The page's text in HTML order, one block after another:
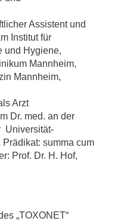
Assistent und
Institut für
und Hygiene,
Mannheim,
Mannheim,
Arzt
med. an der
Universität-
summa cum
Dr. H. Hof,
„TOXONET“